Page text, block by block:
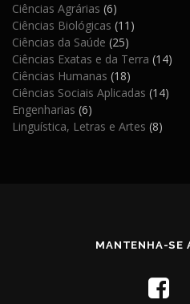
Ciências Agrárias (6)
Ciências Biológicas (11)
Ciências da Saúde (25)
Ciências Exatas e da Terra (14)
Ciências Humanas (18)
Ciências Sociais Aplicadas (14)
Engenharias (6)
Linguística, Letras e Artes (8)
MANTENHA-SE